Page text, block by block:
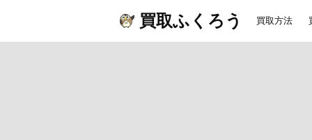
買取ふくろう 買取方法